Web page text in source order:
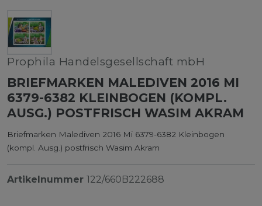
Prophila Handelsgesellschaft mbH
BRIEFMARKEN MALEDIVEN 2016 MI
6379-6382 KLEINBOGEN (KOMPL.
AUSG.) POSTFRISCH WASIM AKRAM
Briefmarken Malediven 2016 Mi 6379-6382 Kleinbogen
(kompl. Ausg.) postfrisch Wasim Akram
Artikelnummer 122/660B222688